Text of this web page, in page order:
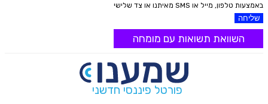
באמצעות טלפון, מייל או SMS מאיתנו או צד שלישי
שליחה
השוואת תשואות עם מומחה
פורטל פיננסי חדשני